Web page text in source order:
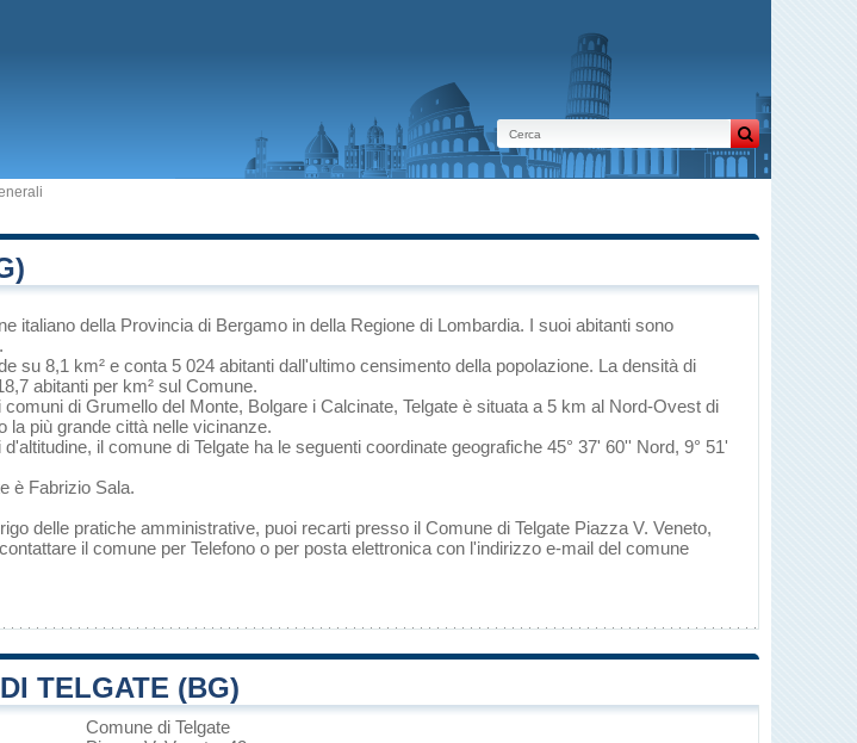
italiano della Provincia di Bergamo in della Regione di Lombardia. I suoi abitanti sono
su 8,1 km² e conta 5 024 abitanti dall'ultimo censimento della popolazione. La densità di
abitanti per km² sul Comune.
comuni di Grumello del Monte, Bolgare i Calcinate, Telgate è situata a 5 km al Nord-Ovest di
la più grande città nelle vicinanze.
il comune di Telgate ha le seguenti coordinate geografiche 45° 37' 60'' Nord, 9° 51'
è Fabrizio Sala.
delle pratiche amministrative, puoi recarti presso il Comune di Telgate Piazza V. Veneto,
il comune per Telefono o per posta elettronica con l'indirizzo e-mail del comune
TELGATE (BG)
Comune di Telgate